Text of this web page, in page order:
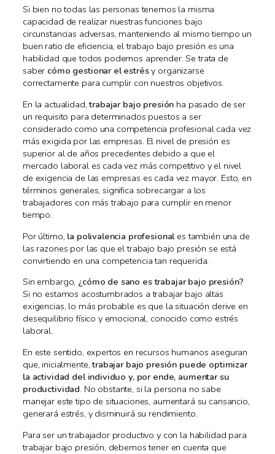
Si bien no todas las personas tenemos la misma
capacidad de realizar nuestras funciones bajo
circunstancias adversas, manteniendo al mismo tiempo un
buen ratio de eficiencia, el trabajo bajo presión es una
habilidad que todos podemos aprender. Se trata de
saber cómo gestionar el estrésy organizarse
correctamente para cumplir con nuestros objetivos.
En la actualidad,trabajar bajo presión ha pasado de ser
un requisito para determinados puestos a ser
considerado como una competencia profesional cada vez
más exigida por las empresas. El nivel de presión es
superior al de años precedentes debido a que el
mercado laboral es cada vez más competitivo y el nivel
de exigencia de las empresas es cada vez mayor. Esto, en
términos generales, significa sobrecargar a los
trabajadores con más trabajo para cumplir en menor
tiempo.
Por último, la polivalencia profesionales también una de
las razones por las que el trabajo bajo presión se está
convirtiendo en una competencia tan requerida.
Sin embargo, ¿cómo de sano es trabajar bajo presión?
Si no estamos acostumbrados a trabajar bajo altas
exigencias, lo más probable es que la situación derive en
desequilibrio físico y emocional, conocido como estrés
laboral.
En este sentido, expertos en recursos humanos aseguran
que, inicialmente,trabajar bajo presión puede optimizar
la actividad del individuo y, por ende, aumentar su
productividad. No obstante, si la persona no sabe
manejar este tipo de situaciones, aumentará su cansancio,
generará estrés, y disminuirá su rendimiento.
Para ser un trabajador productivo y con la habilidad para
trabajar bajo presión, debemos tener en cuenta que